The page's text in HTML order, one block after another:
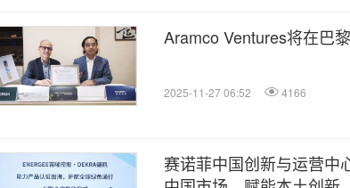
Aramco Ventures将在巴
2025-11-27 06:52 4166
赛诺菲中国创新与运营中